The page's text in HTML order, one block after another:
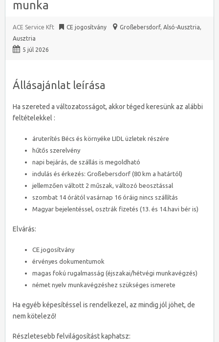
munka
ACE Service Kft CE jogosítvány Großebersdorf, Alsó-Ausztria,
Ausztria
5 júl 2026
Állásajánlat leírása
Ha szereted a változatosságot, akkor téged keresünk az alábbi
feltételekkel :
áruterítés Bécs és környéke LIDL üzletek részére
hűtős szerelvény
napi bejárás, de szállás is megoldható
indulás és érkezés: Großebersdorf (80 km a határtól)
jellemzően váltott 2 műszak, változó beosztással
szombat 14 órától vasárnap 16 óráig nincs szállítás
Magyar bejelentéssel, osztrák fizetés (13. és 14.havi bér is)
Elvárás:
CE jogosítvány
érvényes dokumentumok
magas fokú rugalmasság (éjszakai/hétvégi munkavégzés)
német nyelv munkavégzéshez szükséges ismerete
Ha egyéb képesítéssel is rendelkezel, az mindig jól jöhet, de
nem kötelező!
Részletesebb felvilágosítást kaphatsz: